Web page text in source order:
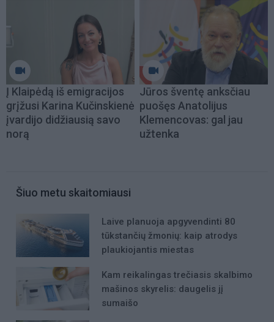
Į Klaipėdą iš emigracijos
grįžusi Karina Kučinskienė
įvardijo didžiausią savo
norą
Jūros šventę anksčiau
puošęs Anatolijus
Klemencovas: gal jau
užtenka
Šiuo metu skaitomiausi
Laive planuoja apgyvendinti 80
tūkstančių žmonių: kaip atrodys
plaukiojantis miestas
Kam reikalingas trečiasis skalbimo
mašinos skyrelis: daugelis jį
sumaišo